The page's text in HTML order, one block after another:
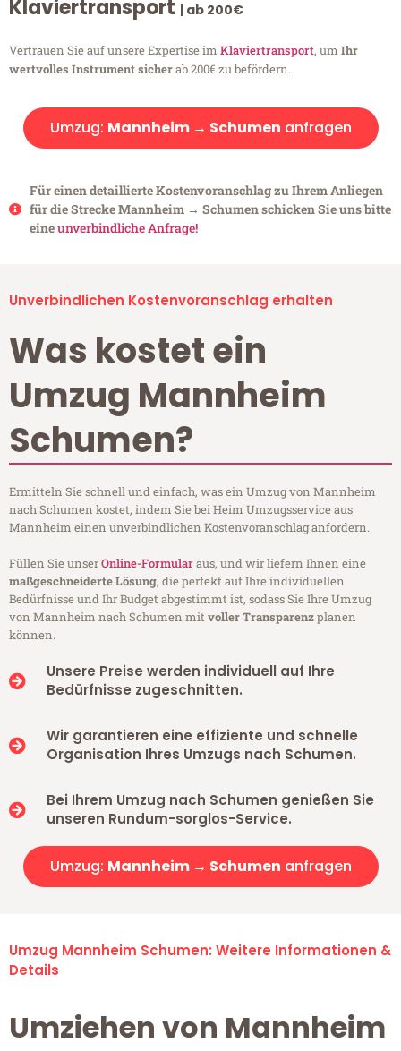
Klaviertransport | ab 200€
Vertrauen Sie auf unsere Expertise im Klaviertransport, um Ihr
wertvolles Instrument sicherab 200€ zu befördern.
Umzug: Mannheim → Schumen anfragen
Für einen detaillierte Kostenvoranschlag zu Ihrem Anliegen
für die Strecke Mannheim → Schumen schicken Sie uns bitte
eineunverbindliche Anfrage!
Unverbindlichen Kostenvoranschlag erhalten
Was kostet ein
Umzug Mannheim
Schumen?
Ermitteln Sie schnell und einfach, was ein Umzug von Mannheim
nach Schumen kostet, indem Sie bei Heim Umzugsservice aus
Mannheim einen unverbindlichen Kostenvoranschlag anfordern.
Füllen Sie unserOnline-Formularaus, und wir liefern Ihnen eine
maßgeschneiderte Lösung, die perfekt auf Ihre individuellen
Bedürfnisse und Ihr Budget abgestimmt ist, sodass Sie Ihre Umzug
von Mannheim nach Schumen mitvoller Transparenzplanen
können.
Unsere Preise werden individuell auf Ihre
Bedürfnisse zugeschnitten.
Wir garantieren eine effiziente und schnelle
Organisation Ihres Umzugs nach Schumen.
Bei Ihrem Umzug nach Schumen genießen Sie
unseren Rundum-sorglos-Service.
Umzug: Mannheim → Schumen anfragen
Umzug Mannheim Schumen: Weitere Informationen &
Details
Umziehen von Mannheim